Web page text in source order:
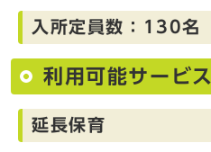
入所定員数：130名
利用可能サービス
延長保育